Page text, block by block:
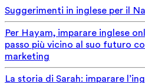
Suggerimenti in inglese per il
Per Hayam, imparare inglese
passo più vicino al suo futuro
marketing
La storia di Sarah: imparare